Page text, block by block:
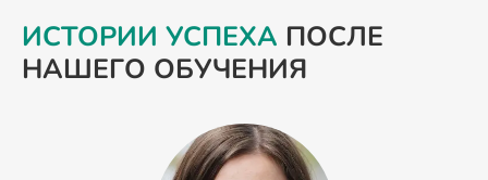
ИСТОРИИ УСПЕХА ПОСЛЕ
НАШЕГО ОБУЧЕНИЯ